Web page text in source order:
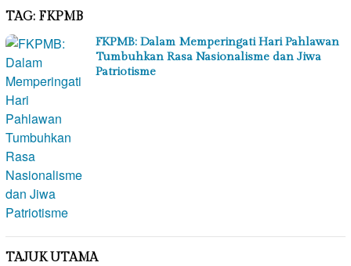
TAG: FKPMB
FKPMB: Dalam Memperingati Hari Pahlawan
Tumbuhkan Rasa Nasionalisme dan Jiwa
Patriotisme
TAJUK UTAMA